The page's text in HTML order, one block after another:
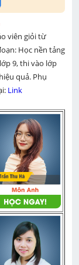
viên giỏi từ
Học nền tảng
9, thi vào lớp
quả. Phụ
Link